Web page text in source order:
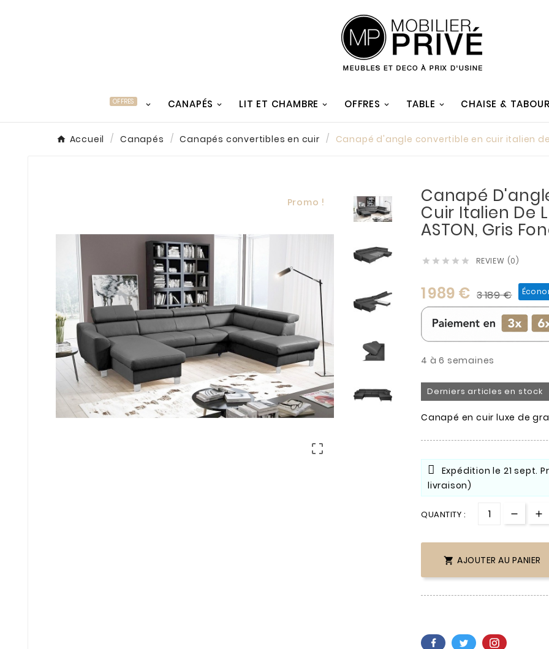
OFFRES CANAPÉS LIT ET CHAMBRE OFFRES TABLE CHAISE &
Accueil Canapés Canapés convertibles en cuir Canapé d'angle convertible en cuir italien
Promo !

Canapé
Cuir Italien De
ASTON, Gris
     REVIEW (0)
1 989 € 3 189 €
4 à 6 semaines
Derniers articles en stock
Canapé en cuir luxe de
Expédition le 21 sept.
livraison)
QUANTITY :
 AJOUTER AU PANIER